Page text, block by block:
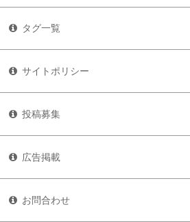
タグ一覧
サイトポリシー
投稿募集
広告掲載
お問合わせ